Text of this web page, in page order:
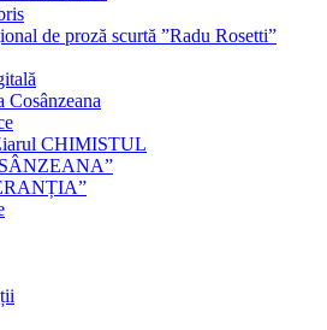
de proză scurtă ”Radu Rosetti”
Cosânzeana
CHIMISTUL